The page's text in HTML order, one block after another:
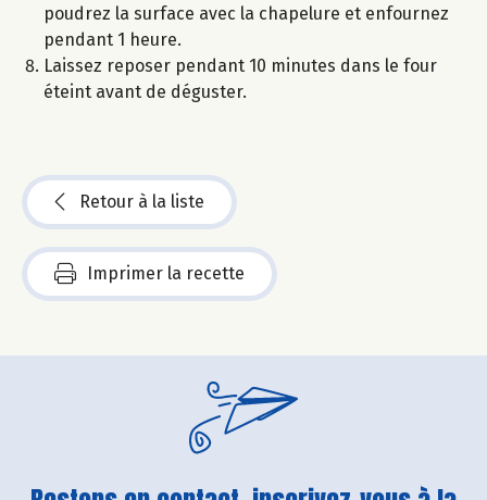
poudrez la surface avec la chapelure et enfournez
pendant 1 heure.
Laissez reposer pendant 10 minutes dans le four
éteint avant de déguster.
Retour à la liste
Imprimer la recette